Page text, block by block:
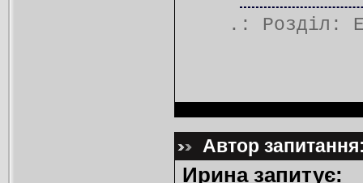
.: Розділ:
Автор
Ирина запитує: